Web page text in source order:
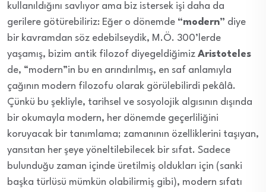
kullanıldığını savlıyor ama biz istersek işi daha da
gerilere götürebiliriz: Eğer o dönemde “modern” diye
bir kavramdan söz edebilseydik, M.Ö. 300’lerde
yaşamış, bizim antik filozof diyegeldiğimiz Aristoteles
de, “modern”in bu en arındırılmış, en saf anlamıyla
çağının modern filozofu olarak görülebilirdi pekâlâ.
Çünkü bu şekliyle, tarihsel ve sosyolojik algısının dışında
bir okumayla modern, her dönemde geçerliliğini
koruyacak bir tanımlama; zamanının özelliklerini taşıyan,
yansıtan her şeye yöneltilebilecek bir sıfat. Sadece
bulunduğu zaman içinde üretilmiş oldukları için (sanki
başka türlüsü mümkün olabilirmiş gibi), modern sıfatı